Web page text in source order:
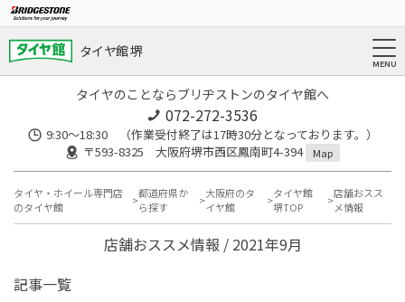
タイヤ館 堺
タイヤのことならブリヂストンのタイヤ館へ
072-272-3536
9:30〜18:30 （作業受付終了は17時30分となっております。）
〒593-8325 大阪府堺市西区鳳南町4-394
Map
タイヤ・ホイール専門店
のタイヤ館
都道府県か
ら探す
大阪府のタ
イヤ館
タイヤ館
堺TOP
店舗おスス
メ情報
店舗おススメ情報 / 2021年9月
記事一覧